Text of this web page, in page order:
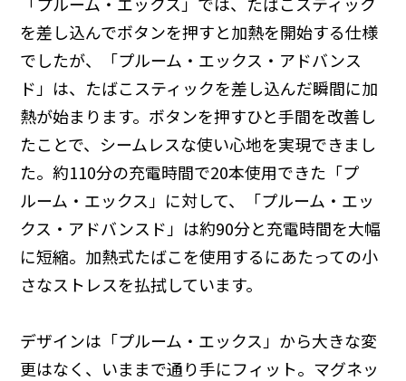
を差し込んでボタンを押すと加熱を開始する仕様
でしたが、「プルーム・エックス・アドバンス
ド」は、たばこスティックを差し込んだ瞬間に加
熱が始まります。ボタンを押すひと手間を改善し
たことで、シームレスな使い心地を実現できまし
た。約110分の充電時間で20本使用できた「プ
ルーム・エックス」に対して、「プルーム・エッ
クス・アドバンスド」は約90分と充電時間を大幅
に短縮。加熱式たばこを使用するにあたっての小
さなストレスを払拭しています。
デザインは「プルーム・エックス」から大きな変
更はなく、いままで通り手にフィット。マグネッ